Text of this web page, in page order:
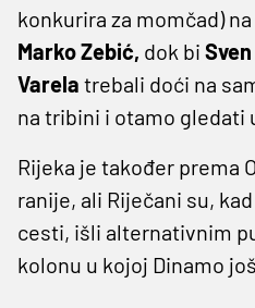
konkurira za momčad)
Marko Zebić, dok bi
Varela trebali doći na
na tribini i otamo gledati
Rijeka je također prema
ranije, ali Riječani su,
cesti, išli alternativnim
kolonu u kojoj Dinamo